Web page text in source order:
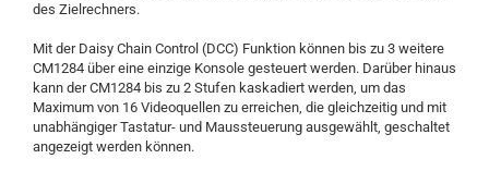
des Zielrechners.
Mit der Daisy Chain Control (DCC) Funktion können bis zu 3 weitere
CM1284 über eine einzige Konsole gesteuert werden. Darüber hinaus
kann der CM1284 bis zu 2 Stufen kaskadiert werden, um das
Maximum von 16 Videoquellen zu erreichen, die gleichzeitig und mit
unabhängiger Tastatur- und Maussteuerung ausgewählt, geschaltet
angezeigt werden können.